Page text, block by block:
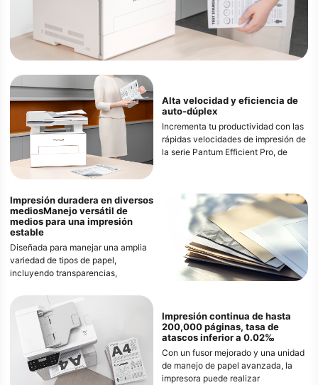
Alta velocidad y eficiencia de
auto-dúplex
Incrementa tu productividad con las
rápidas velocidades de impresión de
la serie Pantum Efficient Pro, de
papel y reduce costos, satisfaciendo
las necesidades de los entornos de
oficina más exigentes.
Impresión duradera en diversos
mediosManejo versátil de
medios para una impresión
estable
Diseñada para manejar una amplia
variedad de tipos de papel,
incluyendo transparencias,
curvado e incluso papel de 60 g/㎡.
Esto asegura que tanto los medios
gruesos como los delgados pasen
por la impresora sin problemas,
ofreciendo impresiones consistentes
y de alta calidad en todo momento.
Impresión continua de hasta
200,000 páginas, tasa de
atascos inferior a 0.02‰
Con un fusor mejorado y una unidad
de manejo de papel avanzada, la
impresora puede realizar